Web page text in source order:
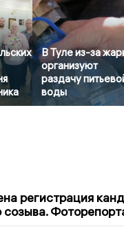
В Туле из-за
организуют
раздачу
воды
регистрация